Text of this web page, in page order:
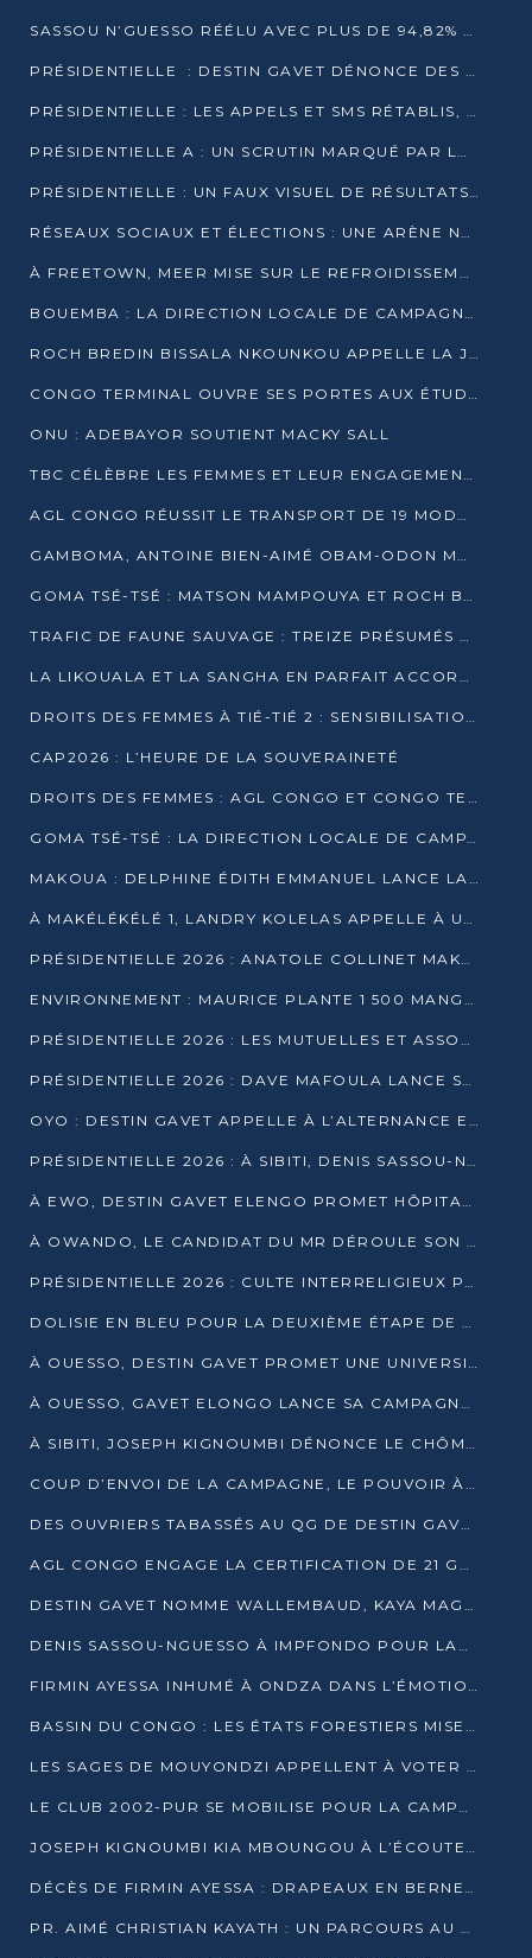
SASSOU N’GUESSO RÉÉLU AVEC PLUS DE 94,82% DES VOIX
PRÉSIDENTIELLE : DESTIN GAVET DÉNONCE DES IRRÉGULARITÉS ET REVENDIQUE LA VICTOIRE
PRÉSIDENTIELLE : LES APPELS ET SMS RÉTABLIS, INTERNET RESTE BLOQUÉ
PRÉSIDENTIELLE A : UN SCRUTIN MARQUÉ PAR LA COUPURE D’INTERNET ET UNE AFFLUENCE TIMIDE À BRAZZAVILLE
PRÉSIDENTIELLE : UN FAUX VISUEL DE RÉSULTATS CIRCULE
RÉSEAUX SOCIAUX ET ÉLECTIONS : UNE ARÈNE NUMÉRIQUE EN PLEINE MUTATION AU CONGO
À FREETOWN, MEER MISE SUR LE REFROIDISSEMENT PASSIF FACE À LA CHALEUR EXTRÊME
BOUEMBA : LA DIRECTION LOCALE DE CAMPAGNE DE DENIS SASSOU N’GUESSO MULTIPLIE LES ACTIVITÉS DE MOBILISATION
ROCH BREDIN BISSALA NKOUNKOU APPELLE LA JEUNESSE DE GOMA TSÉ-TSÉ À UN VOTE MASSIF POUR DENIS SASSOU NGUESSO
CONGO TERMINAL OUVRE SES PORTES AUX ÉTUDIANTS EN TRANSPORT ET LOGISTIQUE
ONU : ADEBAYOR SOUTIENT MACKY SALL
TBC CÉLÈBRE LES FEMMES ET LEUR ENGAGEMENT À L’OCCASION DU 8 MARS
AGL CONGO RÉUSSIT LE TRANSPORT DE 19 MODULES HORS GABARIT ENTRE POINTE-NOIRE ET BRAZZAVILLE
GAMBOMA, ANTOINE BIEN-AIMÉ OBAM-ODON MOBILISE LES 32 148 ÉLECTEURS EN FAVEUR DE DENIS SASSOU NGUESSO
GOMA TSÉ-TSÉ : MATSON MAMPOUYA ET ROCH BREDIN BISSALA NKOUNKOU EN CAMPAGNE DE PROXIMITÉ
TRAFIC DE FAUNE SAUVAGE : TREIZE PRÉSUMÉS TRAFIQUANTS INTERPELLÉS AU CONGO EN 2025
LA LIKOUALA ET LA SANGHA EN PARFAIT ACCORD AVEC LE PROJET DE SOCIÉTÉ DU CANDIDAT DENIS SASSOU-N’GUESSO
DROITS DES FEMMES À TIÉ-TIÉ 2 : SENSIBILISATION ET PÉDAGOGIE SUR LE DROIT DE VOTE
CAP2026 : L’HEURE DE LA SOUVERAINETÉ
DROITS DES FEMMES : AGL CONGO ET CONGO TERMINAL METTENT EN AVANT LE LEADERSHIP FÉMININ
GOMA TSÉ-TSÉ : LA DIRECTION LOCALE DE CAMPAGNE INTENSIFIE LA SENSIBILISATION DANS LES VILLAGES
MAKOUA : DELPHINE ÉDITH EMMANUEL LANCE LA CAMPAGNE POUR DENIS SASSOU-N’GUESSO
À MAKÉLÉKÉLÉ 1, LANDRY KOLELAS APPELLE À UNE MOBILISATION MASSIVE EN FAVEUR DE DENIS SASSOU-N’GUESSO
PRÉSIDENTIELLE 2026 : ANATOLE COLLINET MAKOSSO DÉFEND LE PROJET DE SOCIÉTÉ DE DENIS SASSOU NGUESSO
ENVIRONNEMENT : MAURICE PLANTE 1 500 MANGROVES POUR HONORER WANGARI MAATHAI
PRÉSIDENTIELLE 2026 : LES MUTUELLES ET ASSOCIATIONS S’IMPLIQUENT DANS LA CAMPAGNE ÉLECTORALE À TIÉ-TIÉ 2 (POINTE-NOIRE)
PRÉSIDENTIELLE 2026 : DAVE MAFOULA LANCE SA « VAGUE DU NOUVEAU DÉPART » À IMPFONDO
OYO : DESTIN GAVET APPELLE À L’ALTERNANCE ET À LA RESPONSABILITÉ DE LA JEUNESSE
PRÉSIDENTIELLE 2026 : À SIBITI, DENIS SASSOU-N’GUESSO PARIE SUR LES RESSOURCES DE LA LEKOUMOU
À EWO, DESTIN GAVET ELENGO PROMET HÔPITAL, CHEMIN DE FER ET AUDIT DES FINANCES PUBLIQUES
À OWANDO, LE CANDIDAT DU MR DÉROULE SON PROGRAMME DE “CHANGEMENT”
PRÉSIDENTIELLE 2026 : CULTE INTERRELIGIEUX POUR LA PAIX À OUENZÉ
DOLISIE EN BLEU POUR LA DEUXIÈME ÉTAPE DE CAMPAGNE DE DSN
À OUESSO, DESTIN GAVET PROMET UNE UNIVERSITÉ POUR LA SANGHA
À OUESSO, GAVET ELONGO LANCE SA CAMPAGNE SOUS LE SIGNE DU RENOUVEAU
À SIBITI, JOSEPH KIGNOUMBI DÉNONCE LE CHÔMAGE ET LES DÉFAILLANCES DE L’ÉTAT
COUP D’ENVOI DE LA CAMPAGNE, LE POUVOIR À POINTE-NOIRE, L’OPPOSITION À OUESSO ET SIBITI
DES OUVRIERS TABASSÉS AU QG DE DESTIN GAVET À 24 HEURES DE L’OUVERTURE DE LA CAMPAGNE
AGL CONGO ENGAGE LA CERTIFICATION DE 21 GRUTIERS AUX NORMES INTERNATIONALES
DESTIN GAVET NOMME WALLEMBAUD, KAYA MAGANE, BOUDZIKA ET MBOUSSA-ELLAH AUX COMMANDES DE SA CAMPAGNE
DENIS SASSOU-NGUESSO À IMPFONDO POUR LANCER LE CORRIDOR 13
FIRMIN AYESSA INHUMÉ À ONDZA DANS L’ÉMOTION ET LE RECUEILLEMENT
BASSIN DU CONGO : LES ÉTATS FORESTIERS MISENT SUR LES MARCHÉS CARBONE
LES SAGES DE MOUYONDZI APPELLENT À VOTER DENIS SASSOU-NGUESSO
LE CLUB 2002-PUR SE MOBILISE POUR LA CAMPAGNE
JOSEPH KIGNOUMBI KIA MBOUNGOU À L’ÉCOUTE DE TALANGAÏ
DÉCÈS DE FIRMIN AYESSA : DRAPEAUX EN BERNE LUNDI
PR. AIMÉ CHRISTIAN KAYATH : UN PARCOURS AU SERVICE DE LA RECHERCHE ET DE L’INNOVATION